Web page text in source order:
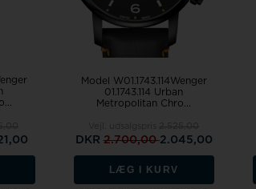
Model W01.1743.114Wenger
01.1743.114 Urban
Metropolitan Chro...
DKR 2.700,002.045,00
LÆG I KURV